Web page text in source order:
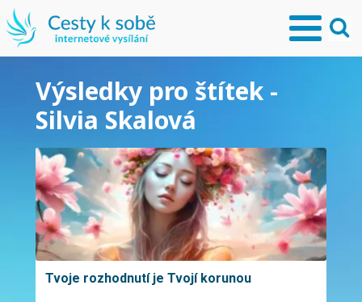
Výsledky pro štítek -
Silvia Skalová
Tvoje rozhodnutí je Tvojí korunou